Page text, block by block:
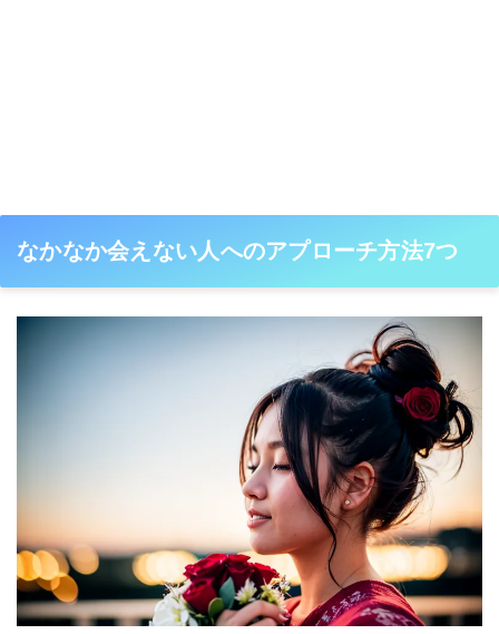
なかなか会えない人へのアプローチ方法7つ